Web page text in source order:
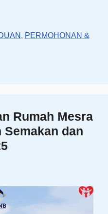
, PERMOHONAN &
Rumah Mesra
dan